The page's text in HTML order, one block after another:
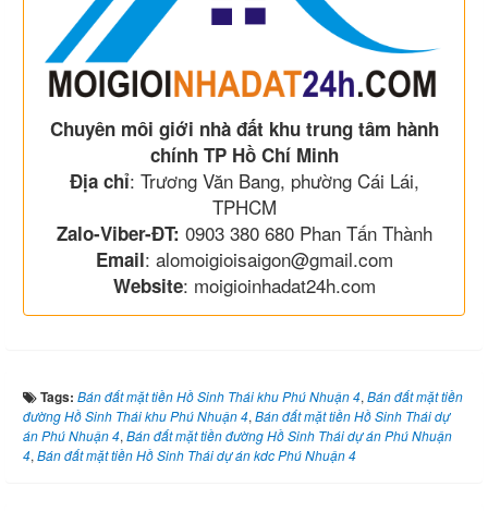
Chuyên môi giới nhà đất khu trung tâm hành
chính TP Hồ Chí Minh
Địa chỉ: Trương Văn Bang, phường Cái Lái,
TPHCM
Zalo-Viber-ĐT: 0903 380 680 Phan Tấn Thành
Email: alomoigioisaigon@gmail.com
Website: moigioinhadat24h.com
Tags: Bán đất mặt tiền Hồ Sinh Thái khu Phú Nhuận 4, Bán đất mặt tiền
đường Hồ Sinh Thái khu Phú Nhuận 4, Bán đất mặt tiền Hồ Sinh Thái dự
án Phú Nhuận 4, Bán đất mặt tiền đường Hồ Sinh Thái dự án Phú Nhuận
4, Bán đất mặt tiền Hồ Sinh Thái dự án kdc Phú Nhuận 4